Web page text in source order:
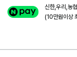
신한,우리,농
(10만원이